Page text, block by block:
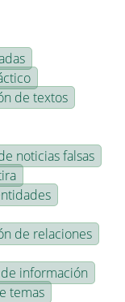
de textos
noticias falsas
de relaciones
información
temas